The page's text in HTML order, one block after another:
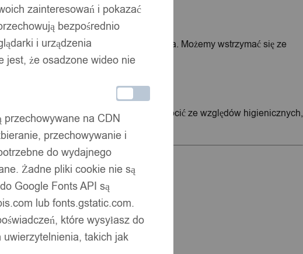
od otrzymania Twojego oświadczenia. Możemy wstrzymać się ze
których po otwarciu nie można zwrócić ze względów higienicznych,
otrzymania.
zainteresowań i pokazać
bezpośrednio
i urządzenia
jest, że osadzone wideo nie
przechowywane na CDN
przechowywanie i
do wydajnego
Żadne pliki cookie nie są
Google Fonts API są
lub fonts.gstatic.com.
które wysyłasz do
takich jak